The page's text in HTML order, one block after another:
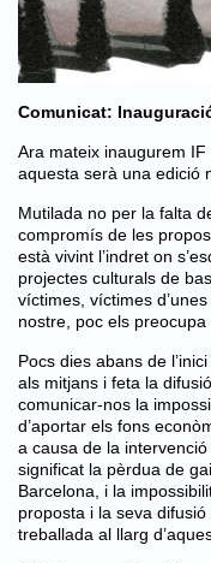
Comunicat:
Ara mateix inaugurem
aquesta serà una edició
Mutilada no per la falta
compromís de les
està vivint l’indret on
projectes culturals de
víctimes, víctimes
nostre, poc els
Pocs dies abans de
als mitjans i feta la
comunicar-nos la
d’aportar els fons
a causa de la
significat la pèrdua de
Barcelona, i la
proposta i la seva
treballada al llarg